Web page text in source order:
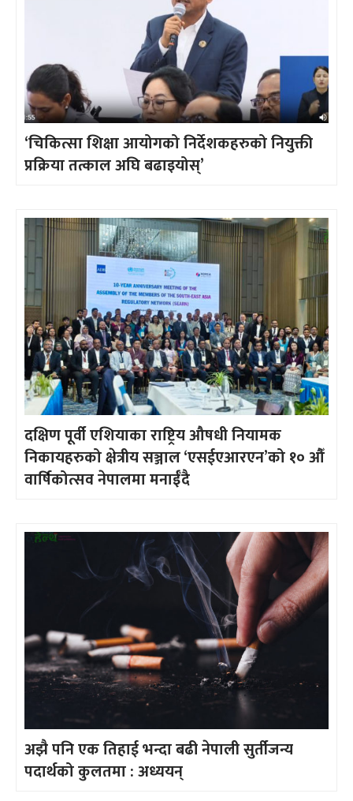
‘चिकित्सा शिक्षा आयोगको निर्देशकहरुको नियुक्ती
प्रक्रिया तत्काल अघि बढाइयोस्’
दक्षिण पूर्वी एशियाका राष्ट्रिय औषधी नियामक
निकायहरुको क्षेत्रीय सञ्जाल ‘एसईएआरएन’को १० औँ
वार्षिकोत्सव नेपालमा मनाईँदै
अझै पनि एक तिहाई भन्दा बढी नेपाली सुर्तीजन्य
पदार्थको कुलतमा : अध्ययन्